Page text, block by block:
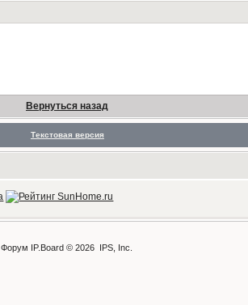
Вернуться назад
Текстовая версия
Форум IP.Board © 2026 IPS, Inc